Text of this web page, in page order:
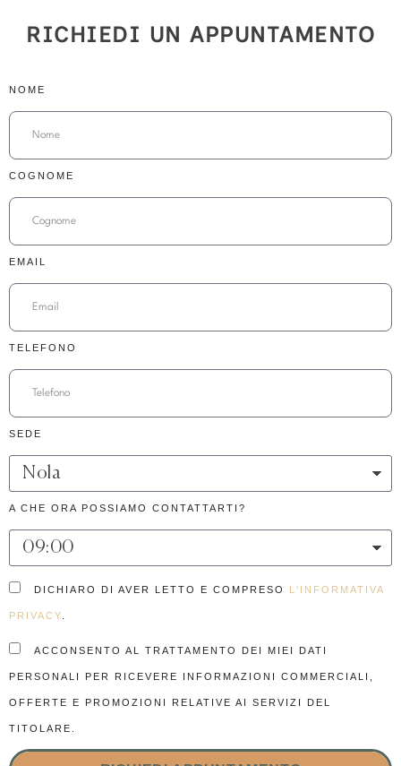
RICHIEDI UN APPUNTAMENTO
NOME
COGNOME
EMAIL
TELEFONO
SEDE
A CHE ORA POSSIAMO CONTATTARTI?
DICHIARO DI AVER LETTO E COMPRESO L'INFORMATIVA
PRIVACY
ACCONSENTO AL TRATTAMENTO DEI MIEI DATI
PERSONALI PER RICEVERE INFORMAZIONI COMMERCIALI,
OFFERTE E PROMOZIONI RELATIVE AI SERVIZI DEL
TITOLARE.